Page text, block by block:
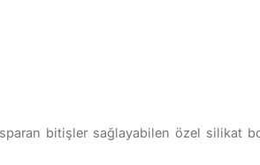
bitişler sağlayabilen özel silikat